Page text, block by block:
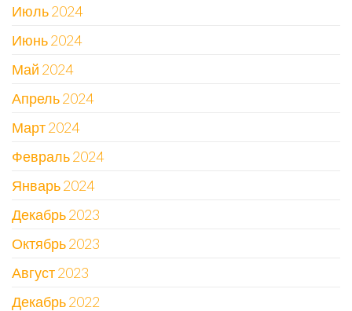
Июль 2024
Июнь 2024
Май 2024
Апрель 2024
Март 2024
Февраль 2024
Январь 2024
Декабрь 2023
Октябрь 2023
Август 2023
Декабрь 2022